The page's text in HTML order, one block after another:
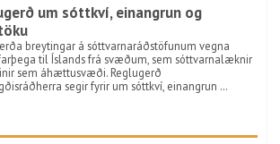
um sóttkví, einangrun og
breytingar á sóttvarnaráðstöfunum vegna
til Íslands frá svæðum, sem sóttvarnalæknir
sem áhættusvæði. Reglugerð
segir fyrir um sóttkví, einangrun …